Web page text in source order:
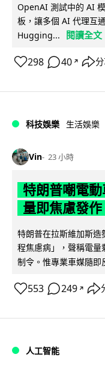
OpenAI 測試中的 AI
板，讓多個 AI 代理互
Hugging...
閱讀全文
298 40 ↗
科技娛樂 生活娛樂
Vin 23 小時
特朗普嘲電
量即焦慮發
特朗普在拉斯維加斯造
程焦慮病」，聲稱電
制令。惟專業車媒隨即
553 249 ↗
人工智能